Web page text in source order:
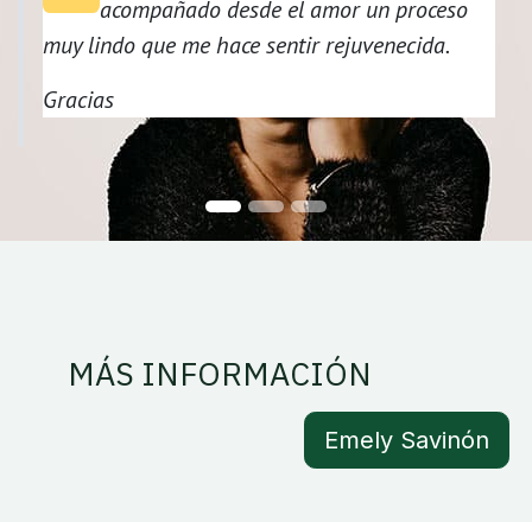
acompañado desde el amor un proceso
muy lindo que me hace sentir rejuvenecida.
Gracias
MÁS INFORMACIÓN
Emely Savinón